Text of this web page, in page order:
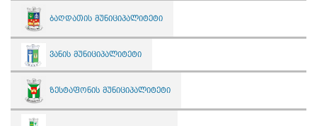
ბაღდათის მუნიციპალიტეტი
ვანის მუნიციპალიტეტი
ზესტაფონის მუნიციპალიტეტი